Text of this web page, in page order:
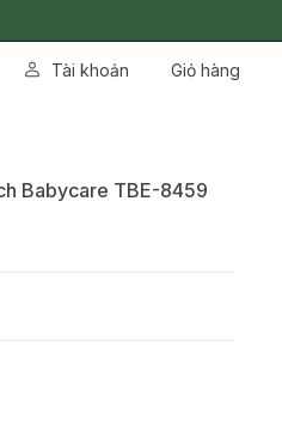
Tài khoản Giỏ hàng
Babycare TBE-8459